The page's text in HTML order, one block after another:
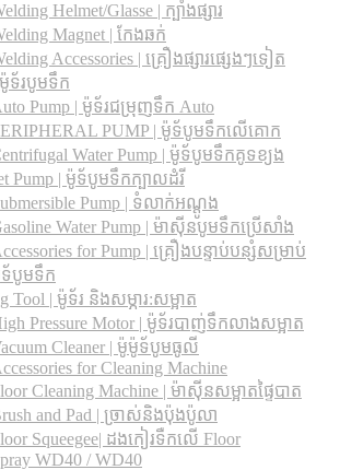
Helmet/Glasse | ក្បាំងផ្សារ
Magnet | កែងឆក់
Accessories | គ្រឿងផ្សារផ្សេងៗទៀត
ម៉ូទ័របូមទឹក
Pump | ម៉ូទ័រជម្រុញទឹក Auto
PUMP | ម៉ូទ័បូមទឹកលើគោក
Water Pump | ម៉ូទ័បូមទឹកគូទខ្យង
Pump | ម៉ូទ័បូមទឹកក្បាលដំរី
Pump | ទំលាក់អណ្តូង
Water Pump | ម៉ាស៊ីនបូមទឹកប្រើសាំង
for Pump | គ្រឿងបន្ទាប់បន្សំសម្រាប់
បូមទឹក
Tool | ម៉ូទ័រ និងសម្ភារ:សម្អាត
Pressure Motor | ម៉ូទ័របាញ់ទឹកលាងសម្អាត
Cleaner | ម៉ូម៉ូទ័បូមធូលី
for Cleaning Machine
Cleaning Machine | ម៉ាស៊ីនសម្អាតផ្ទៃបាត
and Pad | ច្រាស់និងប៉ុងប៉ូលា
Squeegee| ដងកៀរទឺកលើ Floor
WD40 / WD40